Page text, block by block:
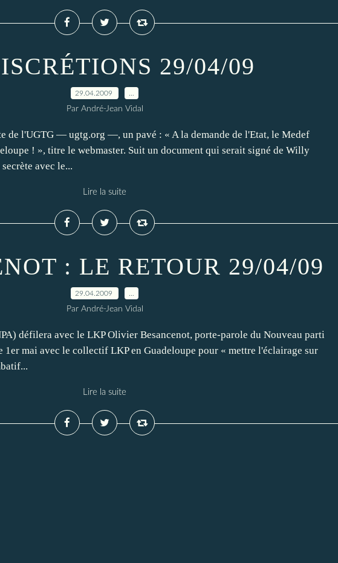
29/04/09
29.04.2009
Par André-Jean Vidal
de l'UGTG — ugtg.org —, un pavé : « A la demande de l'Etat, le Medef
! », titre le webmaster. Suit un document qui serait signé de Willy
avec le...
Lire la suite
: LE RETOUR 29/04/09
29.04.2009
Par André-Jean Vidal
défilera avec le LKP Olivier Besancenot, porte-parole du Nouveau parti
mai avec le collectif LKP en Guadeloupe pour « mettre l'éclairage sur
Lire la suite